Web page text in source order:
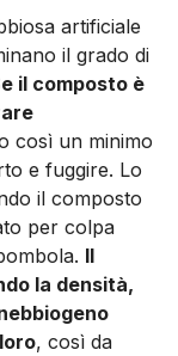
artifi­ciale
il grado di
il composto è
così un minimo
e fuggire. Lo
il composto
per colpa
Il
la densità,
, così da